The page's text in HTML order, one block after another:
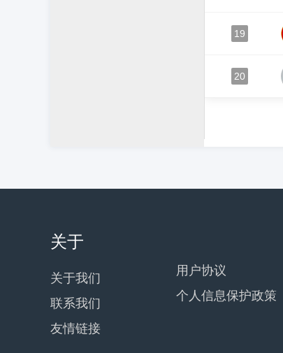
19
20
关于
关于我们
联系我们
友情链接
用户协议
个人信息保护政策